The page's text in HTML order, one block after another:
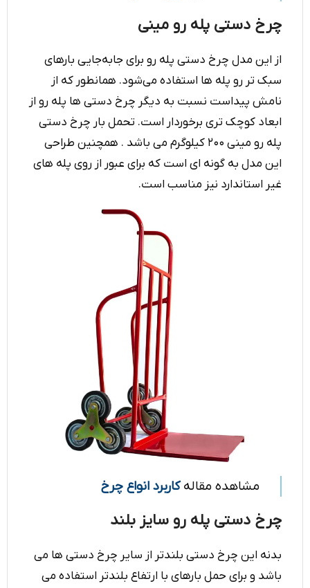
چرخ دستی پله رو مینی
از این مدل چرخ دستی پله رو برای جابه‌جایی بارهای
سبک تر رو پله ها استفاده می‌شود. همانطور که از
نامش پیداست نسبت به دیگر چرخ دستی ها پله رو از
ابعاد کوچک تری برخوردار است. تحمل بار چرخ دستی
پله رو مینی ۲۰۰ کیلوگرم می باشد . همچنین طراحی
این مدل به گونه ای است که برای عبور از روی پله های
غیر استاندارد نیز مناسب است.
مشاهده مقالهکاربرد انواع چرخ
چرخ دستی پله رو سایز بلند
بدنه این چرخ دستی بلندتر از سایر چرخ دستی ها می
باشد و برای حمل بارهای با ارتفاع بلندتر استفاده می